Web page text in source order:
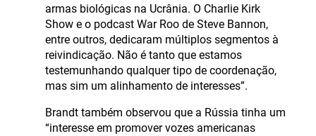
armas biológicas na Ucrânia. O Charlie Kirk
Show e o podcast War Roo de Steve Bannon,
entre outros, dedicaram múltiplos segmentos à
reivindicação. Não é tanto que estamos
testemunhando qualquer tipo de coordenação,
mas sim um alinhamento de interesses”.
Brandt também observou que a Rússia tinha um
“interesse em promover vozes americanas